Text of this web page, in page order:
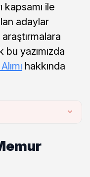
ile
adaylar
bu yazımızda
hakkında